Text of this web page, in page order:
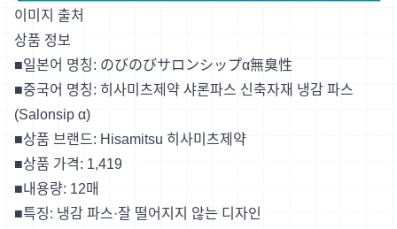
이미지 출처
상품 정보
■일본어 명칭: のびのびサロンシップα無臭性
■중국어 명칭: 히사미츠제약 샤론파스 신축자재 냉감 파스
(Salonsip α)
■상품 브랜드: Hisamitsu 히사미츠제약
■상품 가격: 1,419
■내용량: 12매
■특징: 냉감 파스·잘 떨어지지 않는 디자인